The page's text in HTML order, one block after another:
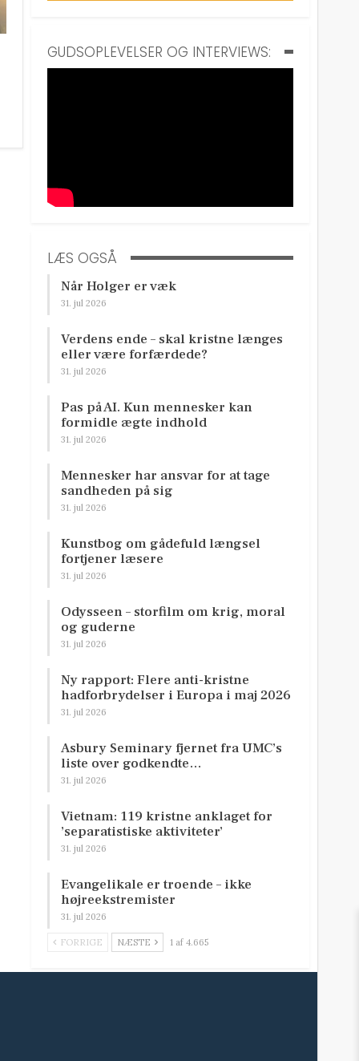
GUDSOPLEVELSER OG INTERVIEWS:
LÆS OGSÅ
Når Holger er væk
31. jul 2026
Verdens ende – skal kristne længes
eller være forfærdede?
31. jul 2026
Pas på AI. Kun mennesker kan
formidle ægte indhold
31. jul 2026
Mennesker har ansvar for at tage
sandheden på sig
31. jul 2026
Kunstbog om gådefuld længsel
fortjener læsere
31. jul 2026
Odysseen – storfilm om krig, moral
og guderne
31. jul 2026
Ny rapport: Flere anti-kristne
hadforbrydelser i Europa i maj 2026
31. jul 2026
Asbury Seminary fjernet fra UMC’s
liste over godkendte…
31. jul 2026
Vietnam: 119 kristne anklaget for
’separatistiske aktiviteter’
31. jul 2026
Evangelikale er troende – ikke
højreekstremister
31. jul 2026
FORRIGE NÆSTE 1 af 4.665